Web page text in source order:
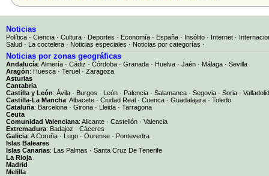
Noticias
Política · Ciencia · Cultura · Deportes · Economía · España · Insólito · Internet ·
Salud · La coctelera · Noticias especiales · Noticias por categorías ·
Noticias por zonas geográficas
Andalucía: Almería · Cádiz · Córdoba · Granada · Huelva · Jaén · Málaga · Sevilla
Aragón: Huesca · Teruel · Zaragoza
Asturias
Cantabria
Castilla y León: Ávila · Burgos · León · Palencia · Salamanca · Segovia · Soria · Valladolid
Castilla-La Mancha: Albacete · Ciudad Real · Cuenca · Guadalajara · Toledo
Cataluña: Barcelona · Girona · Lleida · Tarragona
Ceuta
Comunidad Valenciana: Alicante · Castellón · Valencia
Extremadura: Badajoz · Cáceres
Galicia: A Coruña · Lugo · Ourense · Pontevedra
Islas Baleares
Islas Canarias: Las Palmas · Santa Cruz De Tenerife
La Rioja
Madrid
Melilla